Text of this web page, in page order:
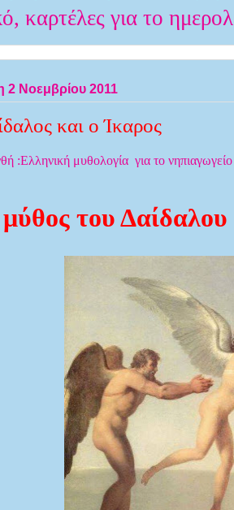
καρτέλες για το
2 Νοεμβρίου 2011
και ο Ίκαρος
:Ελληνική μυθολογία για το
του